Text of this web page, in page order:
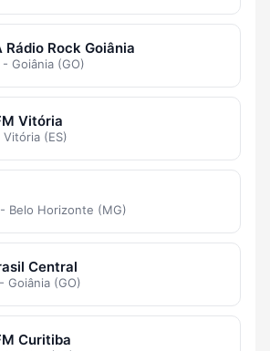
Rádio Rock Goiânia
Goiânia (GO)
Vitória
(ES)
Belo Horizonte (MG)
Central
Goiânia (GO)
Curitiba